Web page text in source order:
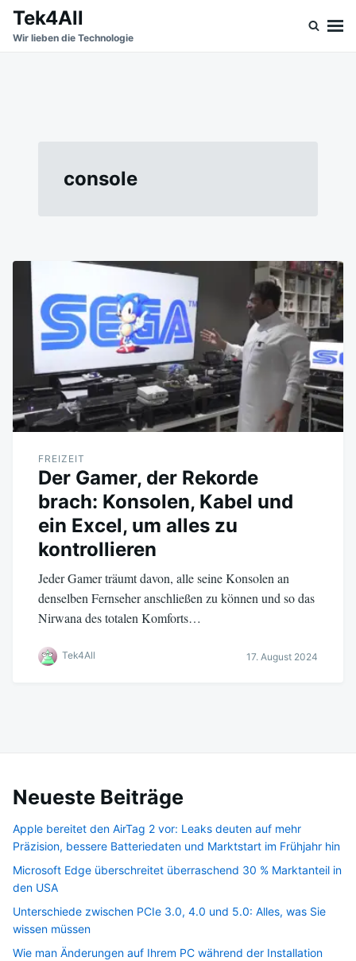
SkipSearch
for:
Tek4All
Wir lieben die Technologie
console
FREIZEIT
Der Gamer, der Rekorde
brach: Konsolen, Kabel und
ein Excel, um alles zu
kontrollieren
Jeder Gamer träumt davon, alle seine Konsolen an
denselben Fernseher anschließen zu können und so das
Nirwana des totalen Komforts…
Tek4All 17. August 2024
Neueste Beiträge
Apple bereitet den AirTag 2 vor: Leaks deuten auf mehr
Präzision, bessere Batteriedaten und Marktstart im Frühjahr hin
Microsoft Edge überschreitet überraschend 30 % Marktanteil in
den USA
Unterschiede zwischen PCIe 3.0, 4.0 und 5.0: Alles, was Sie
wissen müssen
Wie man Änderungen auf Ihrem PC während der Installation